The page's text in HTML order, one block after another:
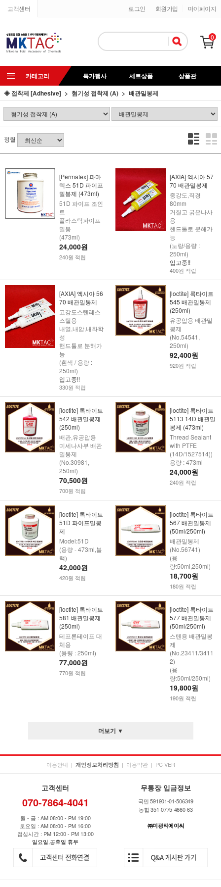
고객센터 마이페이지
회원가입
로그인
0
카테고리 특가행사 세트상품
상품관
◈ 접착제 [Adhesive]
혐기성 접착제 (A) 배관밀봉제
정렬
[Permatex] 파마
텍스 51D 파이프
밀봉제 (473ml)
51D 파이프 조인
트
플라스틱파이프
밀봉
(473ml)
24,000원
240원 적립
[AXIA] 엑시아 57
70 배관밀봉제
중강도,직경
80mm
거칠고 굵은나사
용
핸드툴로 분해가
능
(노랑/용량 :
250ml)
입고중!!
400원 적립
[AXIA] 엑시아 56
70 배관밀봉제
고강도스텐레스
스틸용
내열,내압,내화학
성
핸드툴로 분해가
능
(흰색 / 용량 :
250ml)
입고중!!
330원 적립
[loctite] 록타이트
545 배관밀봉제
(250ml)
유공압용 배관밀
봉제
(No.54541,
250ml)
92,400원
920원 적립
[loctite] 록타이트
542 배관밀봉제
(250ml)
배관,유공압용
미세나사부 배관
밀봉제
(No.30981,
250ml)
70,500원
700원 적립
[loctite] 록타이트
5113 14D 배관밀
봉제 (473ml)
Thread Sealant
with PTFE
(14D/1527514))
용량 : 473ml
24,000원
240원 적립
[loctite] 록타이트
51D 파이프밀봉
제
Model:51D
(용량 - 473ml,블
랙)
42,000원
420원 적립
[loctite] 록타이트
567 배관밀봉제
(50ml/250ml)
배관밀봉제
(No.56741)
(용
량:50ml,250ml)
18,700원
180원 적립
[loctite] 록타이트
581 배관밀봉제
(250ml)
테프론테이프 대
체용
(용량 : 250ml)
77,000원
770원 적립
[loctite] 록타이트
577 배관밀봉제
(50ml/250ml)
스텐용 배관밀봉
제
(No.23411/3411
2)
(용
량:50ml/250ml)
19,800원
190원 적립
더보기 ▼
이용안내 | 개인정보처리방침 | 이용약관 | PC VER
고객센터
070-7864-4041
월 - 금 : AM 08:00 - PM 19:00
토요일 : AM 08:00 - PM 16:00
점심시간 : PM 12:00 - PM 13:00
일요일,공휴일 휴무
무통장 입금정보
국민 591901-01-506349
농협 351-0775-4660-63
㈜미광티에이씨